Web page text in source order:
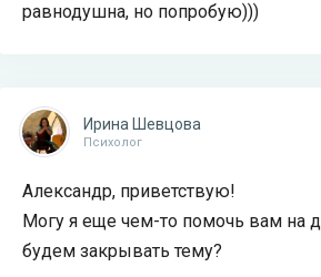
равнодушна, но попробую)))
Ирина Шевцова
Психолог
Александр, приветствую!
Могу я еще чем-то помочь вам на
будем закрывать тему?